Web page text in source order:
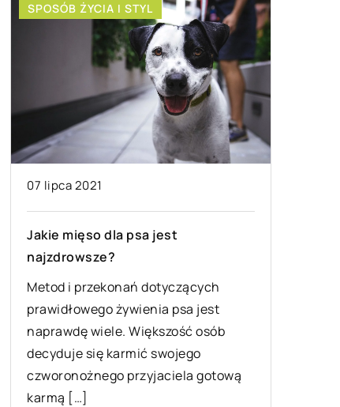
jest
osób
gotową
HOBBY I RELAKS/WYPOCZYNEK
21 kwietnia 2021
Rodzaje zegarków na rynku – który
z nich będzie idealny dla
sportowca?
Codzienny wizerunek może być
idealnie dopasowany do okoliczności
oraz indywidualnych preferencji. W
ofertach sklepowych prezentowane